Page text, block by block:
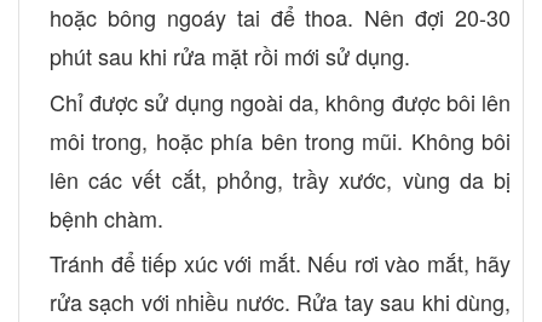
hoặc bông ngoáy tai để thoa. Nên đợi 20-30
phút sau khi rửa mặt rồi mới sử dụng.
Chỉ được sử dụng ngoài da, không được bôi lên
môi trong, hoặc phía bên trong mũi. Không bôi
lên các vết cắt, phỏng, trầy xước, vùng da bị
bệnh chàm.
Tránh để tiếp xúc với mắt. Nếu rơi vào mắt, hãy
rửa sạch với nhiều nước. Rửa tay sau khi dùng,